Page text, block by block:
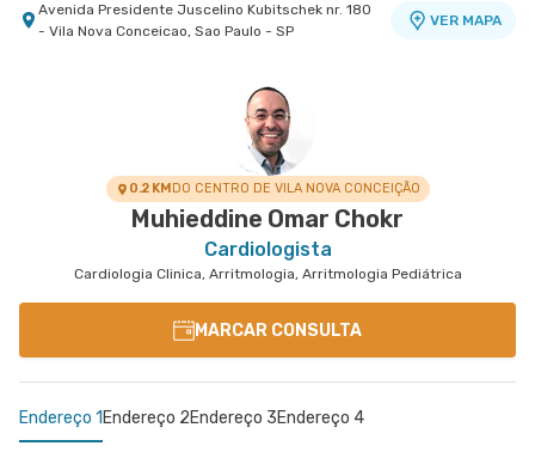
Avenida Presidente Juscelino Kubitschek nr. 180
- Vila Nova Conceicao, Sao Paulo - SP
VER MAPA
Rua Jose de Melo nr. 180 - Vila Dora, Santo Andre
0.2 KMDO CENTRO DE VILA NOVA CONCEIÇÃO
Muhieddine Omar Chokr
Cardiologista
Cardiologia Clinica, Arritmologia, Arritmologia Pediátrica
MARCAR CONSULTA
Endereço 1 Endereço 2Endereço 3Endereço 4